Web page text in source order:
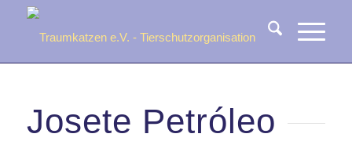
Josete Petróleo